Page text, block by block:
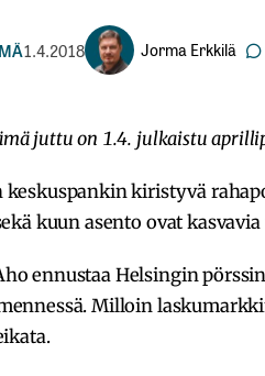
1.4.2018 Jorma Erkkilä
juttu on 1.4. julkaistu
keskuspankin kiristyvä
kuun asento ovat
ennustaa Helsingin
Milloin